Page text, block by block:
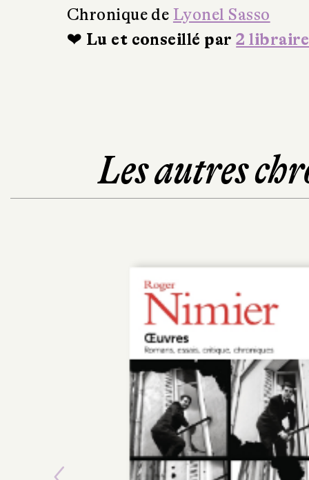
Chronique de Lyonel Sasso
❤ Lu et conseillé par2
Les autres